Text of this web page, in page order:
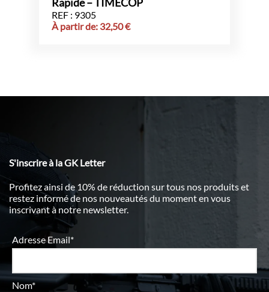
Rapide – TIMECOP
REF : 9305
À partir de: 32,50€
S'inscrire à la GK Letter
Profitez ainsi de 10% de réduction sur tous nos produits et
restez informé de nos nouveautés du moment en vous
inscrivant à notre newsletter.
Adresse Email*
Nom*